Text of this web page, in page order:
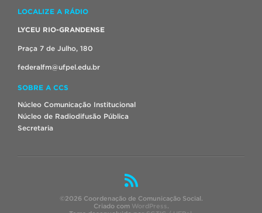
LOCALIZE A RÁDIO
LYCEU RIO-GRANDENSE
Praça 7 de Julho, 180
federalfm@ufpel.edu.br
SOBRE A CCS
Núcleo Comunicação Institucional
Núcleo de Radiodifusão Pública
Secretaria
©2026 Coordenação de Comunicação Social.
Criado com WordPress.